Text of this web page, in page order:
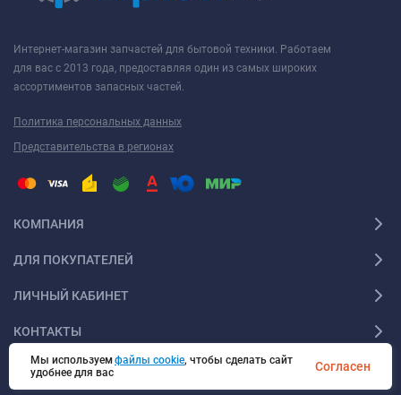
Интернет-магазин запчастей для бытовой техники. Работаем
для вас с 2013 года, предоставляя один из самых широких
ассортиментов запасных частей.
Политика персональных данных
Представительства в регионах
КОМПАНИЯ
ДЛЯ ПОКУПАТЕЛЕЙ
ЛИЧНЫЙ КАБИНЕТ
КОНТАКТЫ
Мы используемфайлы cookie, чтобы сделать сайт
удобнее для вас
Согласен